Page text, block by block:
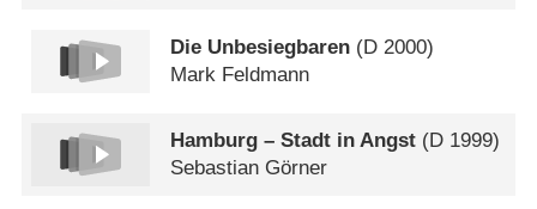
Die Unbesiegbaren (D 2000)
Mark Feldmann
Hamburg – Stadt in Angst (D 1999)
Sebastian Görner